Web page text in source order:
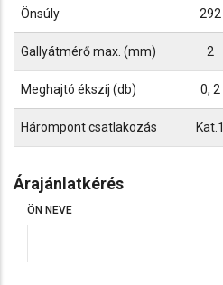
Önsúly 292
Gallyátmérő max. (mm) 2
Meghajtó ékszíj (db) 0, 2
Hárompont csatlakozás Kat.1
Árajánlatkérés
ÖN NEVE